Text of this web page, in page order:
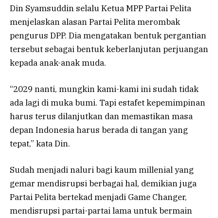
Din Syamsuddin selalu Ketua MPP Partai Pelita
menjelaskan alasan Partai Pelita merombak
pengurus DPP. Dia mengatakan bentuk pergantian
tersebut sebagai bentuk keberlanjutan perjuangan
kepada anak-anak muda.
“2029 nanti, mungkin kami-kami ini sudah tidak
ada lagi di muka bumi. Tapi estafet kepemimpinan
harus terus dilanjutkan dan memastikan masa
depan Indonesia harus berada di tangan yang
tepat,” kata Din.
Sudah menjadi naluri bagi kaum millenial yang
gemar mendisrupsi berbagai hal, demikian juga
Partai Pelita bertekad menjadi Game Changer,
mendisrupsi partai-partai lama untuk bermain